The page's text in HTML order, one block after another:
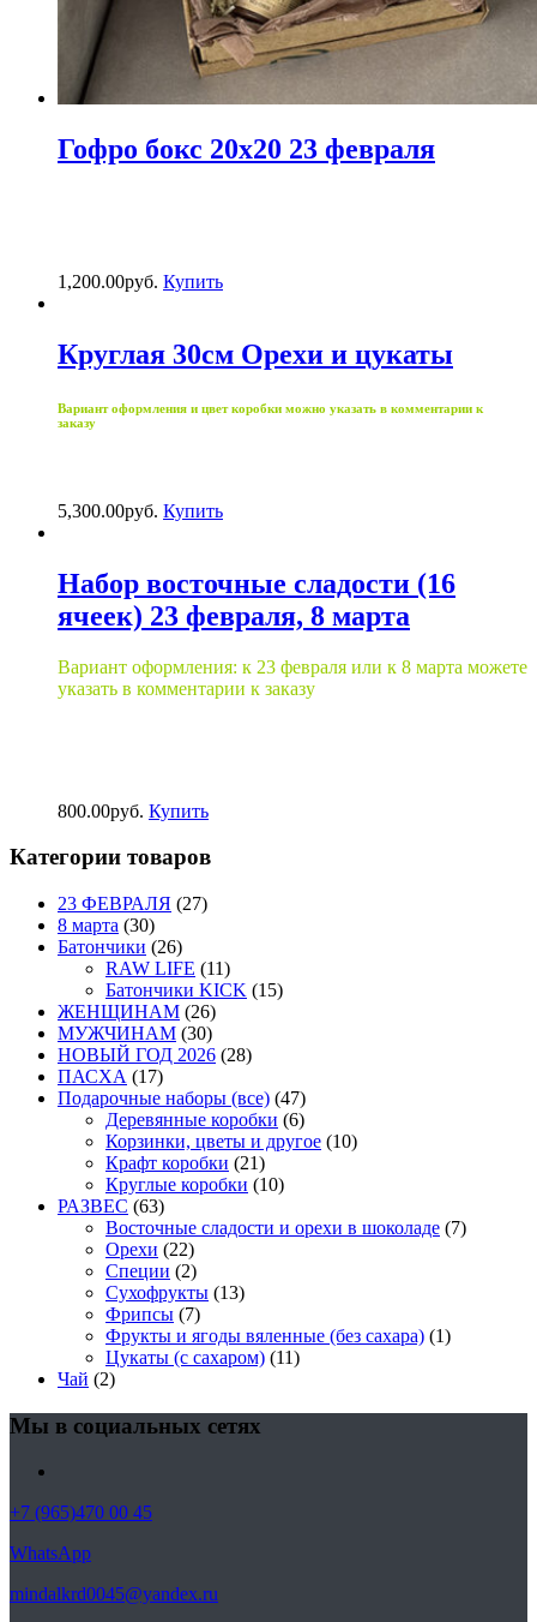
Гофро бокс 20х20 23 февраля
1,200.00руб. Купить
Круглая 30см Орехи и цукаты
Вариант оформления и цвет коробки можно указать в комментарии к
заказу
5,300.00руб. Купить
Набор восточные сладости (16
ячеек) 23 февраля, 8 марта
Вариант оформления: к 23 февраля или к 8 марта можете
указать в комментарии к заказу
800.00руб. Купить
Категории товаров
23 ФЕВРАЛЯ (27)
8 марта (30)
Батончики (26)
RAW LIFE (11)
Батончики KICK (15)
ЖЕНЩИНАМ (26)
МУЖЧИНАМ (30)
НОВЫЙ ГОД 2026 (28)
ПАСХА (17)
Подарочные наборы (все) (47)
Деревянные коробки (6)
Корзинки, цветы и другое (10)
Крафт коробки (21)
Круглые коробки (10)
РАЗВЕС (63)
Восточные сладости и орехи в шоколаде (7)
Орехи (22)
Специи (2)
Сухофрукты (13)
Фрипсы (7)
Фрукты и ягоды вяленные (без сахара) (1)
Цукаты (с сахаром) (11)
Чай (2)
Мы в социальных сетях
+7 (965)470 00 45
WhatsApp
mindalkrd0045@yandex.ru